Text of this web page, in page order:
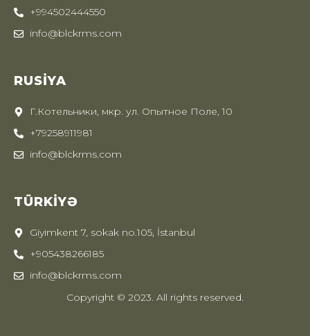
+994502444550
info@blckrms.com
RUSIYA
Г.Котельники, мкр. ул. Опытное Поле, 10
+79258911981
info@blckrms.com
TÜRKIYƏ
Giyimkent 7, sokak no.105, İstanbul
+905438266185
info@blckrms.com
Copyright © 2023. All rights reserved.